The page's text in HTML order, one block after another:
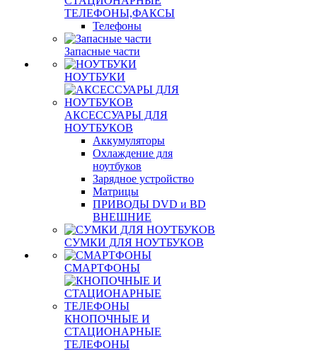
ТЕЛЕФОНЫ,ФАКСЫ
Телефоны
Запасные части
НОУТБУКИ
АКСЕССУАРЫ ДЛЯ
НОУТБУКОВ
Аккумуляторы
Охлаждение для
ноутбуков
Зарядное устройство
Матрицы
ПРИВОДЫ DVD и BD
ВНЕШНИЕ
СУМКИ ДЛЯ НОУТБУКОВ
СМАРТФОНЫ
КНОПОЧНЫЕ И
СТАЦИОНАРНЫЕ
ТЕЛЕФОНЫ